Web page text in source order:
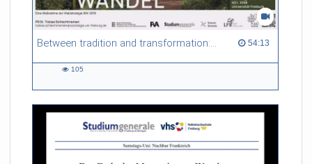
Between tradition and transformation: how owners, advisers and institutions co-create knowledge for resilient forests in Europe 54:13
54:13 duration
105